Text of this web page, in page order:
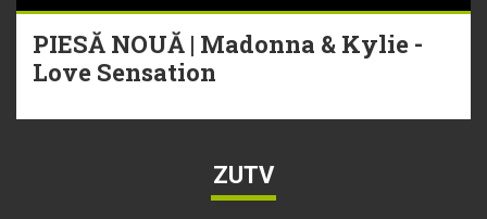
PIESĂ NOUĂ | Madonna & Kylie -
Love Sensation
ZUTV